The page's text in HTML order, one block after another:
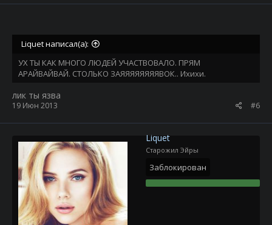
Liquet написал(а):
УХ ТЫ КАК МНОГО ЛЮДЕЙ УЧАСТВОВАЛО. ПРЯМ
АРАЙВАЙВАЙ. СТОЛЬКО ЗАЯЯЯЯЯЯЯЯВОК.. Ихихи.
лик ты язва
19 Июн 2013 #6
Liquet
Старожил Эйры
Заблокирован